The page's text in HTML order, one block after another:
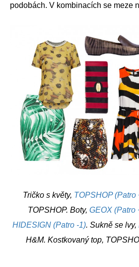
podobách. V kombinacích se meze
Tričko s květy, TOPSHOP (Patro
TOPSHOP. Boty, GEOX (Patro
HIDESIGN (Patro -1). Sukně se lvy,
H&M. Kostkovaný top,